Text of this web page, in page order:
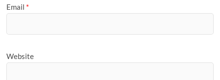
Email *
Website